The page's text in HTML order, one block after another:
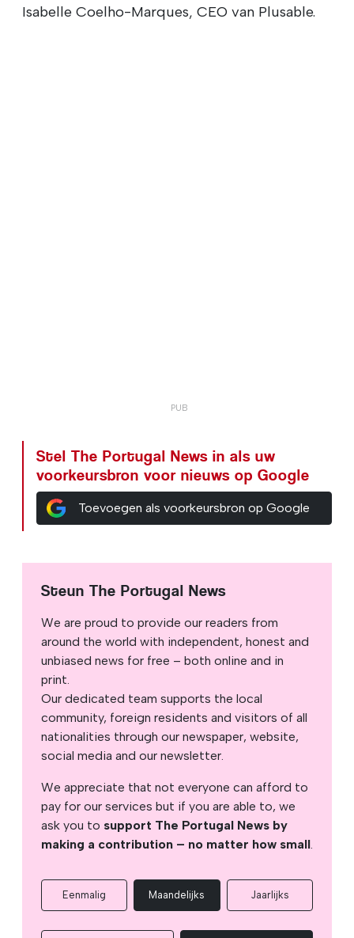
Isabelle Coelho-Marques, CEO van Plusable.
Stel The Portugal News in als uw
voorkeursbron voor nieuws op Google
Toevoegen als voorkeursbron op Google
Steun The Portugal News
We are proud to provide our readers from
around the world with independent, honest and
unbiased news for free – both online and in
print.
Our dedicated team supports the local
community, foreign residents and visitors of all
nationalities through our newspaper, website,
social media and our newsletter.
We appreciate that not everyone can afford to
pay for our services but if you are able to, we
ask you to support The Portugal News by
making a contribution – no matter how small.
Eenmalig Maandelijks Jaarlijks